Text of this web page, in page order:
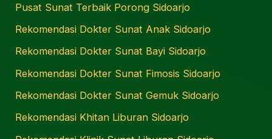
Pusat Sunat Terbaik Porong Sidoarjo
Rekomendasi Dokter Sunat Anak Sidoarjo
Rekomendasi Dokter Sunat Bayi Sidoarjo
Rekomendasi Dokter Sunat Fimosis Sidoarjo
Rekomendasi Dokter Sunat Gemuk Sidoarjo
Rekomendasi Khitan Liburan Sidoarjo